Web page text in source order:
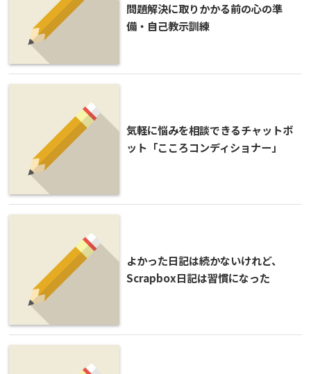
問題解決に取りかかる前の心の準
備・自己教示訓練
気軽に悩みを相談できるチャットボ
ット「こころコンディショナー」
よかった日記は続かないけれど、
Scrapbox日記は習慣になった